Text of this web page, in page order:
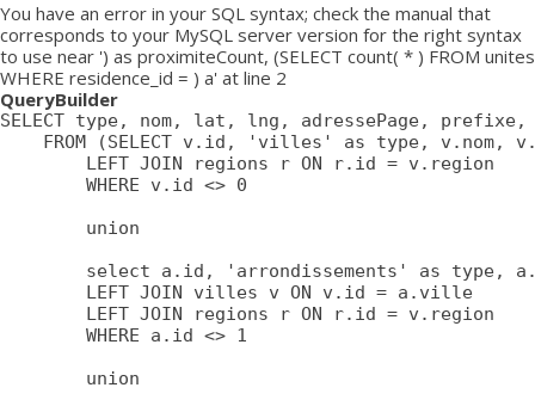
You have an error in your SQL syntax; check the manual that
corresponds to your MySQL server version for the right syntax
to use near ') as proximiteCount, (SELECT count( * ) FROM unites
WHERE residence_id = ) a' at line 2
QueryBuilder
SELECT type, nom, lat, lng, adressePage, prefixe,